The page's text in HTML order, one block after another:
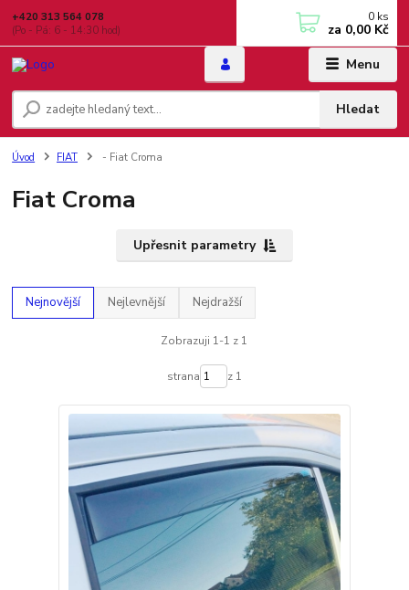
Menu
Hledat
+420 313 564 078
(Po - Pá: 6 - 14:30 hod)
0 ks
za 0,00 Kč
Úvod FIAT - Fiat Croma
Fiat Croma
Upřesnit parametry
Nejnovější Nejlevnější Nejdražší
Zobrazuji 1-1 z 1
strana z 1